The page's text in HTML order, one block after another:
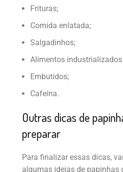
Frituras;
Comida enlatada;
Salgadinhos;
Alimentos
Embutidos;
Cafeína.
Outras dicas de
preparar
Para finalizar essas dicas,
algumas ideias de papinhas